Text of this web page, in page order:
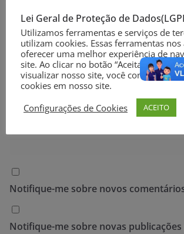
E-mail*
Site
Notifique-me sobre novos
Notifique-me sobre novas publicações
Lei Geral de Proteção de
Utilizamos ferramentas e serviços de
utilizam cookies. Essas ferramentas nos
oferecer uma melhor experiência de
site. Ao clicar no botão “Aceitar” ou
visualizar nosso site, você concorda com
cookies em nosso site.
Configurações de Cookies
ACEITO